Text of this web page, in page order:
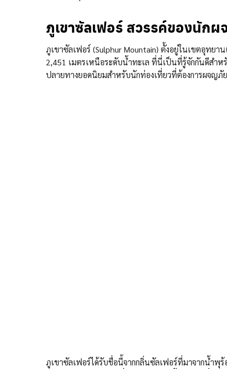
ภูเขาซัลเฟอร์ สวรรค์ของนัก
ภูเขาซัลเฟอร์ (Sulphur Mountain) ตั้งอยู่ในเขตอุทย
2,451 เมตรเหนือระดับน้ำทะเล ที่นี่เป็นที่รู้จักกันดีสำ
ปลายทางยอดนิยมสำหรับนักท่องเที่ยวที่ต้องการผจญภั
ภูเขาซัลเฟอร์ได้รับชื่อนี้จากกลิ่นซัลเฟอร์ที่มาจากน้